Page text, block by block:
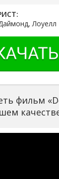
Лоуелл
фильм